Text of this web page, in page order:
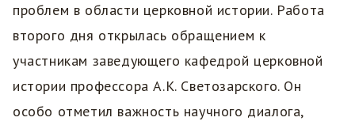
проблем в области церковной истории. Работа
второго дня открылась обращением к
участникам заведующего кафедрой церковной
истории профессора А.К. Светозарского. Он
особо отметил важность научного диалога,